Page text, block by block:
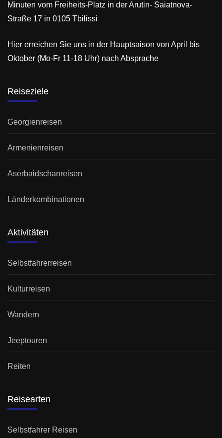
Minuten vom Freiheits-Platz in der Arutin- Saiatnova-
Straße 17 in 0105 Tbilissi
Hier erreichen Sie uns in der Hauptsaison von April bis
Oktober (Mo-Fr 11-18 Uhr) nach Absprache
Reiseziele
Georgienreisen
Armenienreisen
Aserbaidschanreisen
Länderkombinationen
Aktivitäten
Selbstfahrerreisen
Kulturreisen
Wandern
Jeeptouren
Reiten
Reisearten
Selbstfahrer Reisen